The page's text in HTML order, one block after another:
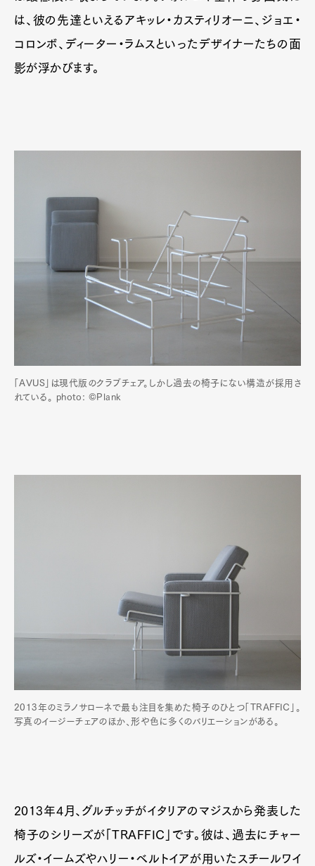
は、彼の先達といえるアキッレ・カスティリオーニ、ジョエ・
コロンボ、ディーター・ラムスといったデザイナーたちの面
影が浮かびます。
「AVUS」は現代版のクラブチェア。しかし過去の椅子にない構造が採用さ
れている。 photo: ©Plank
2013年のミラノサローネで最も注目を集めた椅子のひとつ「TRAFFIC」。
写真のイージーチェアのほか、形や色に多くのバリエーションがある。
2013年4月、グルチッチがイタリアのマジスから発表した
椅子のシリーズが「TRAFFIC」です。彼は、過去にチャー
ルズ・イームズやハリー・ベルトイアが用いたスチールワイ